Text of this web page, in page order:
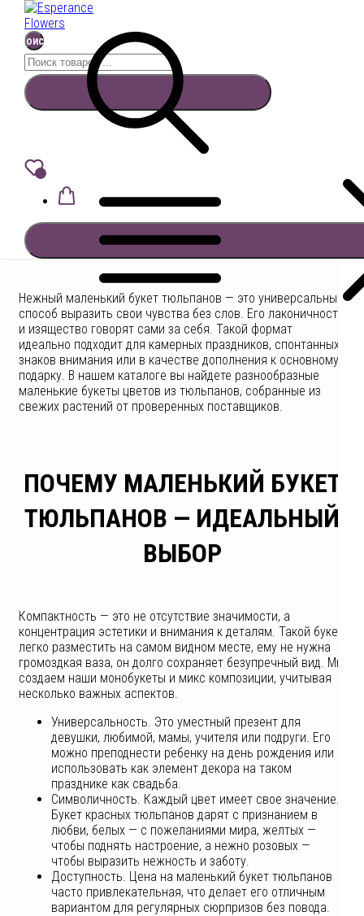
Перейти
содержимому
Поиск
Найти:
Поиск
Маленькие букеты тюльпанов
ТЮЛЬПАНОВ: ИЗЯЩНЫЙ
ПОДАРОК НА ЛЮБОЙ ПОВОД
Нежный маленький букет тюльпанов — это универсальный
способ выразить свои чувства без слов. Его лаконичность
и изящество говорят сами за себя. Такой формат
идеально подходит для камерных праздников, спонтанных
знаков внимания или в качестве дополнения к основному
подарку. В нашем каталоге вы найдете разнообразные
маленькие букеты цветов из тюльпанов, собранные из
свежих растений от проверенных поставщиков.
ПОЧЕМУ МАЛЕНЬКИЙ БУКЕТ
ТЮЛЬПАНОВ — ИДЕАЛЬНЫЙ
ВЫБОР
Компактность — это не отсутствие значимости, а
концентрация эстетики и внимания к деталям. Такой букет
легко разместить на самом видном месте, ему не нужна
громоздкая ваза, он долго сохраняет безупречный вид. Мы
создаем наши монобукеты и микс композиции, учитывая
несколько важных аспектов.
Универсальность. Это уместный презент для
девушки, любимой, мамы, учителя или подруги. Его
можно преподнести ребенку на день рождения или
использовать как элемент декора на таком
празднике как свадьба.
Символичность. Каждый цвет имеет свое значение.
Букет красных тюльпанов дарят с признанием в
любви, белых — с пожеланиями мира, желтых —
чтобы поднять настроение, а нежно розовых —
чтобы выразить нежность и заботу.
Доступность. Цена на маленький букет тюльпанов
часто привлекательная, что делает его отличным
вариантом для регулярных сюрпризов без повода.